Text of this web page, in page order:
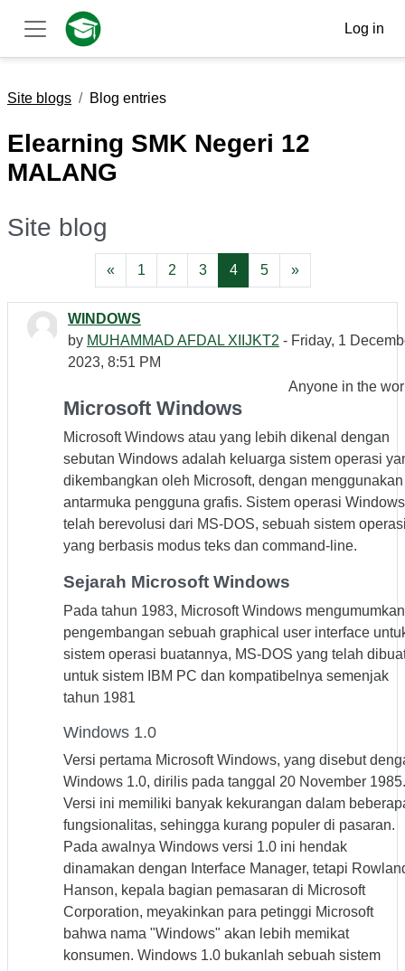
Skip to main content
Side panel
Log in
Site blogs Blog entries
Elearning SMK Negeri 12
MALANG
Site blog
«Previous page
1 Page 1
2Page 2
3Page 3
4Page 4
5Page 5
»Next page
WINDOWS
by MUHAMMAD AFDAL XIIJKT2 - Friday, 1
2023, 8:51 PM
Anyone in the
Microsoft Windows
Microsoft Windows atau yang lebih dikenal dengan
sebutan Windows adalah keluarga sistem operasi
dikembangkan oleh Microsoft, dengan menggunakan
antarmuka pengguna grafis. Sistem operasi Windows
telah berevolusi dari MS-DOS, sebuah sistem
yang berbasis modus teks dan command-line.
Sejarah Microsoft Windows
Pada tahun 1983, Microsoft Windows mengumumkan
pengembangan sebuah graphical user interface
sistem operasi buatannya, MS-DOS yang telah
untuk sistem IBM PC dan kompatibelnya semenjak
tahun 1981
Windows 1.0
Versi pertama Microsoft Windows, yang disebut
Windows 1.0, dirilis pada tanggal 20 November 1985.
Versi ini memiliki banyak kekurangan dalam
fungsionalitas, sehingga kurang populer di pasaran.
Pada awalnya Windows versi 1.0 ini hendak
dinamakan dengan Interface Manager, tetapi
Hanson, kepala bagian pemasaran di Microsoft
Corporation, meyakinkan para petinggi Microsoft
bahwa nama "Windows" akan lebih memikat
konsumen. Windows 1.0 bukanlah sebuah sistem